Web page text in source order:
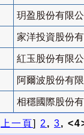
玥盈股份有限公
家洋投資股份
紅玉股份有限公
阿爾波股份有
相穩國際股份
上一頁] 2, 3,